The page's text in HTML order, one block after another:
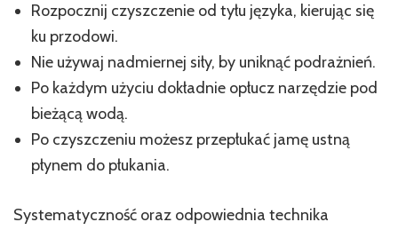
Rozpocznij czyszczenie od tyłu języka, kierując się
ku przodowi.
Nie używaj nadmiernej siły, by uniknąć podrażnień.
Po każdym użyciu dokładnie opłucz narzędzie pod
bieżącą wodą.
Po czyszczeniu możesz przepłukać jamę ustną
płynem do płukania.
Systematyczność oraz odpowiednia technika